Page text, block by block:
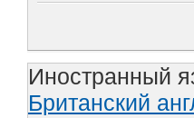
Иностранный
Британский